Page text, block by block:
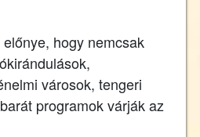
hogy nemcsak
városok, tengeri
programok várják az